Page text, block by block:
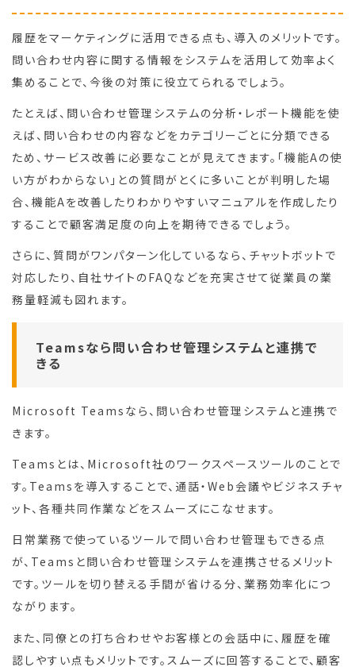
履歴をマーケティングに活用できる点も、導入のメリットです。
問い合わせ内容に関する情報をシステムを活用して効率よく
集めることで、今後の対策に役立てられるでしょう。
たとえば、問い合わせ管理システムの分析・レポート機能を使
えば、問い合わせの内容などをカテゴリーごとに分類できる
ため、サービス改善に必要なことが見えてきます。「機能Aの使
い方がわからない」との質問がとくに多いことが判明した場
合、機能Aを改善したりわかりやすいマニュアルを作成したり
することで顧客満足度の向上を期待できるでしょう。
さらに、質問がワンパターン化しているなら、チャットボットで
対応したり、自社サイトのFAQなどを充実させて従業員の業
務量軽減も図れます。
Teamsなら問い合わせ管理システムと連携で
きる
Microsoft Teamsなら、問い合わせ管理システムと連携で
きます。
Teamsとは、Microsoft社のワークスペースツールのことで
す。Teamsを導入することで、通話・Web会議やビジネスチャ
ット、各種共同作業などをスムーズにこなせます。
日常業務で使っているツールで問い合わせ管理もできる点
が、Teamsと問い合わせ管理システムを連携させるメリット
です。ツールを切り替える手間が省ける分、業務効率化につ
ながります。
また、同僚との打ち合わせやお客様との会話中に、履歴を確
認しやすい点もメリットです。スムーズに回答することで、顧客